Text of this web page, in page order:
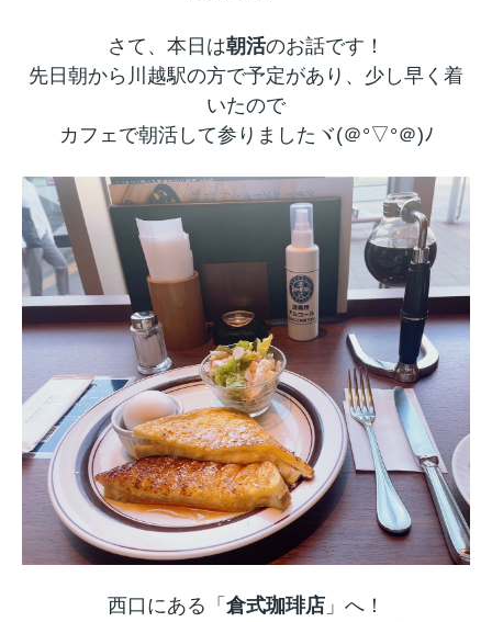
さて、本日は朝活のお話です！
先日朝から川越駅の方で予定があり、少し早く着
いたので
カフェで朝活して参りましたヾ(＠°▽°＠)ﾉ
西口にある「 倉式珈琲店 」へ！